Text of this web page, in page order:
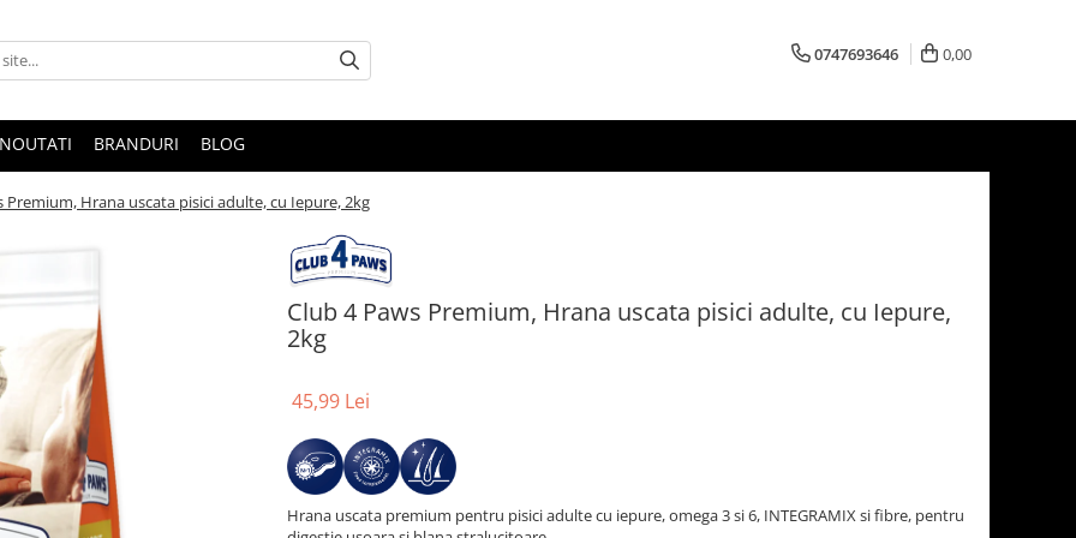
0747693646 0,00
NOUTATI BRANDURI BLOG
Premium, Hrana uscata pisici adulte, cu Iepure, 2kg
Club 4 Paws Premium, Hrana uscata pisici adulte, cu Iepure,
2kg
45,99 Lei
Hrana uscata premium pentru pisici adulte cu iepure, omega 3 si 6, INTEGRAMIX si fibre, pentru